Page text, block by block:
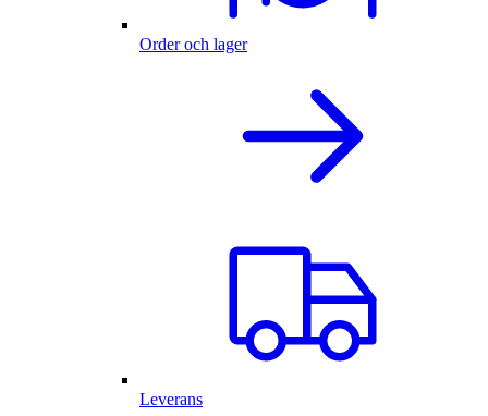
Order och lager
Leverans